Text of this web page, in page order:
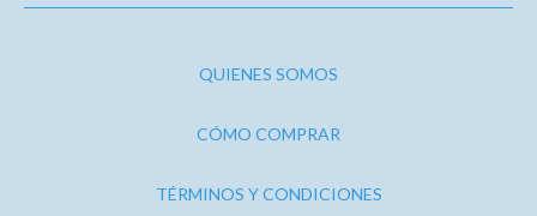
QUIENES SOMOS
CÓMO COMPRAR
TÉRMINOS Y CONDICIONES